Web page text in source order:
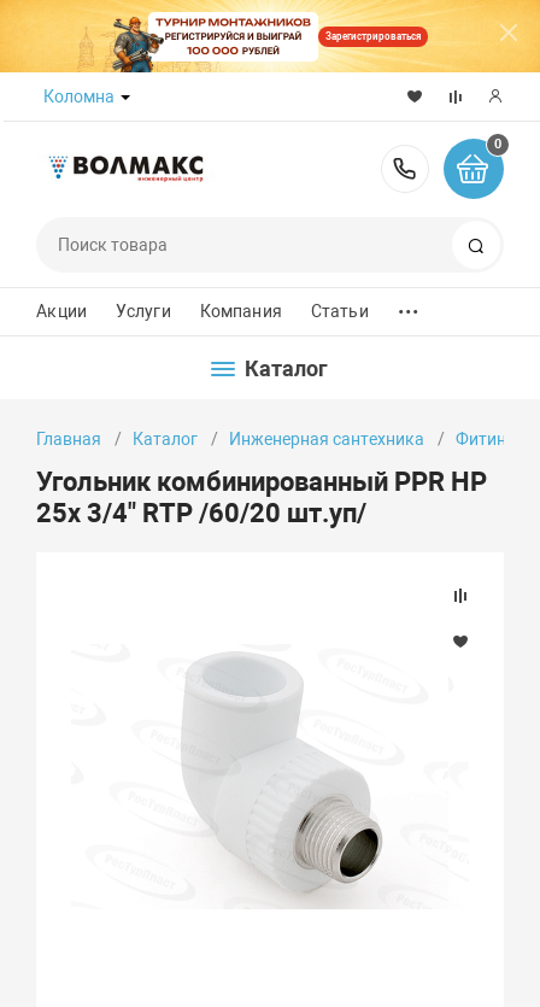
Зарегистрироваться
Коломна
8 (800)
0
Акции Услуги Компания Статьи ...
Каталог
Главная Каталог Инженерная сантехника Фитинги
Угольник комбинированный PPR НР
25х 3/4" RTP /60/20 шт.уп/